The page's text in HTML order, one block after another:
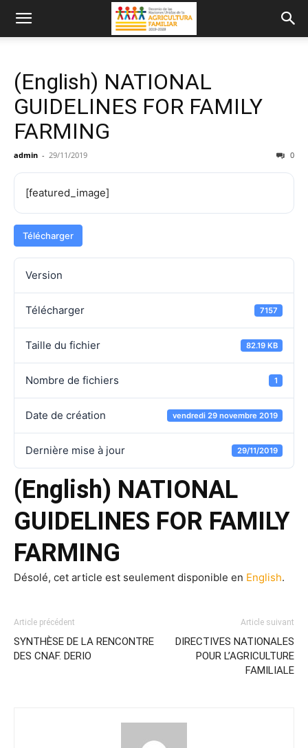
(English) NATIONAL
GUIDELINES FOR FAMILY
FARMING
admin - 29/11/2019 0
[featured_image]
Télécharger
Version
Télécharger 7157
Taille du fichier 82.19 KB
Nombre de fichiers 1
Date de création vendredi 29 novembre 2019
Dernière mise à jour 29/11/2019
(English) NATIONAL
GUIDELINES FOR FAMILY
FARMING
Désolé, cet article est seulement disponible en English.
Article précédent
SYNTHÈSE DE LA RENCONTRE
DES CNAF. DERIO
Article suivant
DIRECTIVES NATIONALES
POUR L’AGRICULTURE
FAMILIALE